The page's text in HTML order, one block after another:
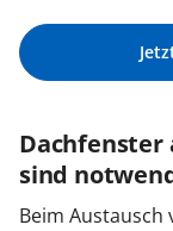
Dachfenster
sind
Beim Austausch